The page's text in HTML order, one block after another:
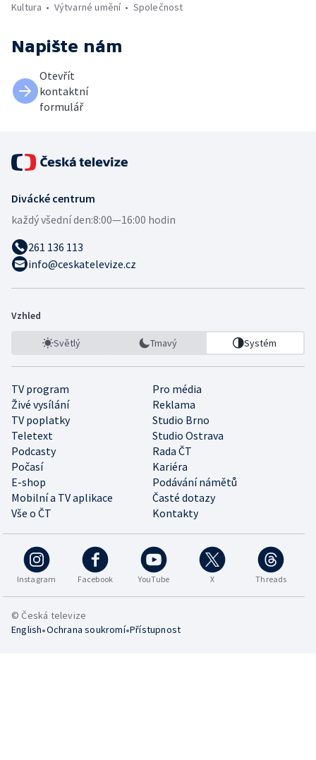
Kultura
Výtvarné umění Společnost
Napište nám
Otevřít
kontaktní
formulář
Divácké centrum
každý všední den:8:00—16:00 hodin
261 136 113
info@ceskatelevize.cz
Vzhled
Světlý Tmavý Systém
TV program
Pro média
Živé vysílání
Reklama
TV poplatky
Studio Brno
Teletext
Studio Ostrava
Podcasty
Rada ČT
Počasí
Kariéra
E-shop
Podávání námětů
Mobilní a TV aplikace
Časté dotazy
Vše o ČT
Kontakty
Instagram Facebook YouTube X Threads
© Česká televize
English•Ochrana soukromí•Přístupnost